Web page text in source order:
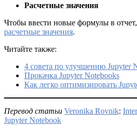
Расчетные значения
Чтобы ввести новые формулы в
расчетные значения.
Читайте также:
4 совета по улучшению Jupyter
Прокачка Jupyter Notebooks
Как легко оптимизировать
Перевод статьи Veronika Rovnik:
Jupyter Notebook